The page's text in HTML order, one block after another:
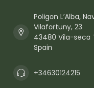
Poligon L’Alba,
Vilafortuny, 23
43480 Vila-seca
Spain
+34630124215